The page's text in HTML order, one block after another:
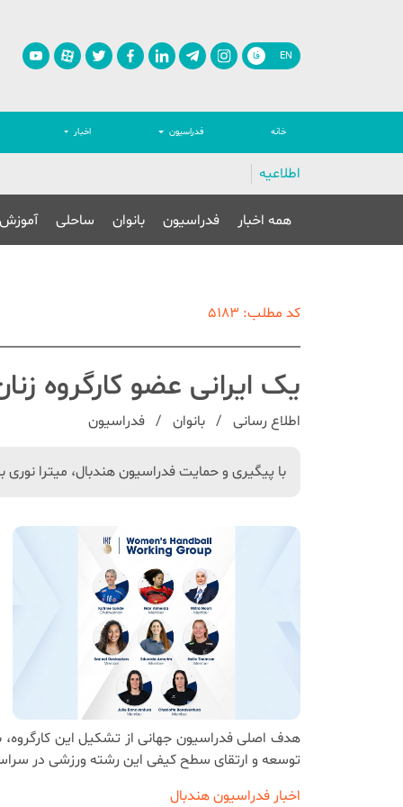
EN فا
خانه فدراسیون اخبار
اطلاعیه
همه اخبار فدراسیون بانوان ساحلی آموزش
کد مطلب: 5183
یک ایرانی عضو کارگروه
اطلاع رسانی بانوان فدراسیون
با پیگیری و حمایت فدراسیون هندبال، میترا
هدف اصلی فدراسیون جهانی از تشکیل این
توسعه و ارتقای سطح کیفی این رشته ورزشی در
اخبار فدراسیون هندبال